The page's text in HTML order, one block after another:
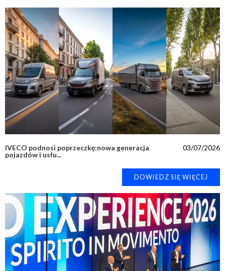
03/07/2026
IVECO podnosi poprzeczkę:nowa generacja
pojazdów i usłu...
DOWIEDZ SIĘ WIĘCEJ